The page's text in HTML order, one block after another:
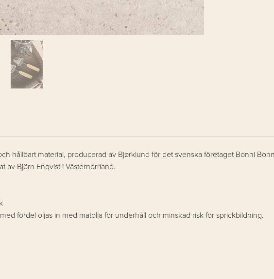
hållbart material, producerad av Bjørklund för det svenska företaget Bonni
av Björn Enqvist i Västernorrland.
fördel oljas in med matolja för underhåll och minskad risk för sprickbildning.